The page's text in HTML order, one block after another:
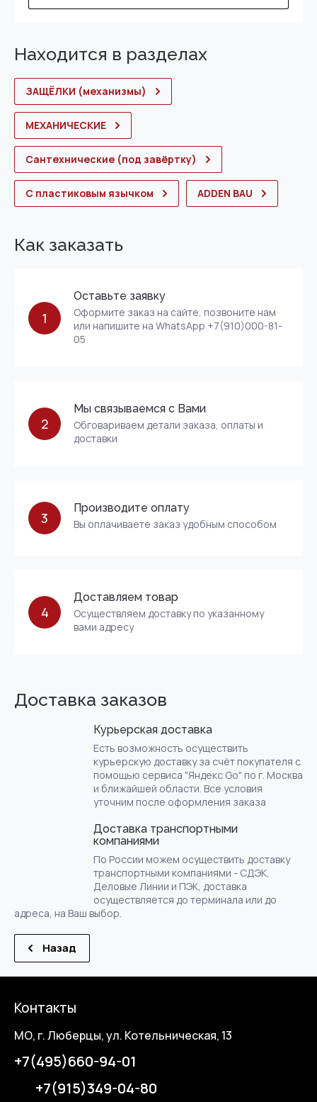
Находится в разделах
ЗАЩЁЛКИ (механизмы)
МЕХАНИЧЕСКИЕ
Сантехнические (под завёртку)
С пластиковым язычком ADDEN BAU
Как заказать
1
Оставьте заявку
Оформите заказ на сайте, позвоните нам
или напишите на WhatsApp +7(910)000-81-
05
2
Мы связываемся с Вами
Обговариваем детали заказа, оплаты и
доставки
3
Производите оплату
Вы оплачиваете заказ удобным способом
4
Доставляем товар
Осуществляем доставку по указанному
вами адресу
Доставка заказов
Курьерская доставка
Есть возможность осуществить
курьерскую доставку за счёт покупателя с
помощью сервиса "Яндекс Go" по г. Москва
и ближайшей области. Все условия
уточним после оформления заказа
Доставка транспортными
компаниями
По России можем осуществить доставку
транспортными компаниями - СДЭК,
Деловые Линии и ПЭК, доставка
осуществляется до терминала или до
адреса, на Ваш выбор.
Назад
Контакты
МО, г. Люберцы, ул. Котельническая, 13
+7(495)660-94-01
+7(915)349-04-80